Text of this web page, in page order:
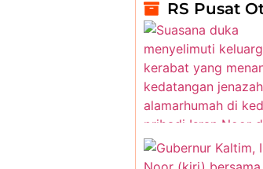
RS Pusat